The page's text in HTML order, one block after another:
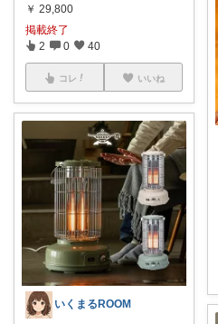
￥ 29,800
掲載終了
2 0 40
コレ いいね
いくまるROOM